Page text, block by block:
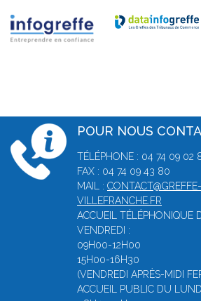
POUR NOUS
TÉLÉPHONE : 04 74 09 02
FAX : 04 74 09 43 80
MAIL :
VILLEFRANCHE.FR
ACCUEIL TÉLÉPHONIQUE
VENDREDI :
09H00-12H00
15H00-16H30
(VENDREDI APRÈS-MIDI
ACCUEIL PUBLIC DU